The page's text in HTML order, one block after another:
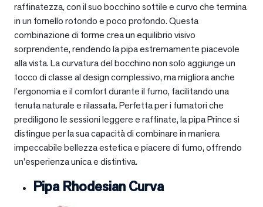
raffinatezza, con il suo bocchino sottile e curvo che termina
in un fornello rotondo e poco profondo. Questa
combinazione di forme crea un equilibrio visivo
sorprendente, rendendo la pipa estremamente piacevole
alla vista. La curvatura del bocchino non solo aggiunge un
tocco di classe al design complessivo, ma migliora anche
l’ergonomia e il comfort durante il fumo, facilitando una
tenuta naturale e rilassata. Perfetta per i fumatori che
prediligono le sessioni leggere e raffinate, la pipa Prince si
distingue per la sua capacità di combinare in maniera
impeccabile bellezza estetica e piacere di fumo, offrendo
un’esperienza unica e distintiva.
Pipa Rhodesian Curva